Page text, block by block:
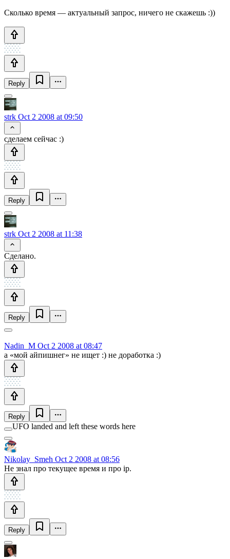
Сколько время — актуальный запрос, ничего не скажешь :))
Reply
strk Oct 2 2008 at 09:50
сделаем сейчас :)
Reply
strk Oct 2 2008 at 11:38
Сделано.
Reply
Nadin_M Oct 2 2008 at 08:47
а «мой айпишнег» не ищет :) не доработка :)
Reply
UFO landed and left these words here
Nikolay_Smeh Oct 2 2008 at 08:56
Не знал про текущее время и про ip.
Reply